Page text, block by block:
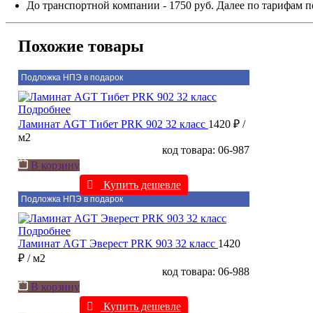
До транспортной компании - 1750 руб. Далее по тарифам
Похожие товары
Подложка НПЭ в подарок
Подробнее
Ламинат AGT Тибет PRK 902 32 класс 1420 ₽ /
м2
код товара: 06-987
В корзину
Купить дешевле
Подложка НПЭ в подарок
Подробнее
Ламинат AGT Эверест PRK 903 32 класс 1420
₽ / м2
код товара: 06-988
В корзину
Купить дешевле